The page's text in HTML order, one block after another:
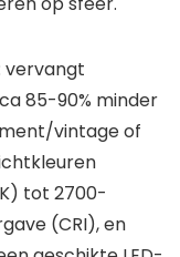
vervangt
85-90% minder
vintage of
tot 2700-
(CRI), en